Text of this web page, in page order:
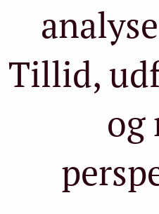
Tillid,
og